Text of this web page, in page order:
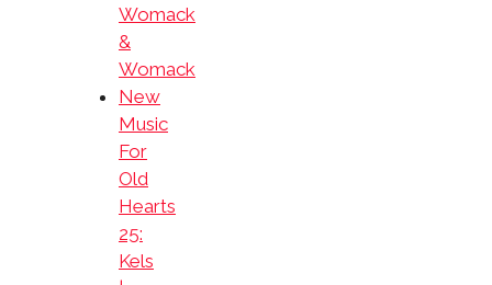
Womack
&
Womack
New
Music
For
Old
Hearts
25:
Kels